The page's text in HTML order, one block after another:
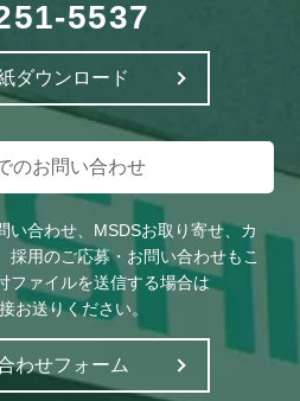
5537
ダウンロード
のお問い合わせ
い合わせ、MSDSお取り寄せ、カ
採用のご応募・お問い合わせもこ
ファイルを送信する場合は
お送りください。
わせフォーム